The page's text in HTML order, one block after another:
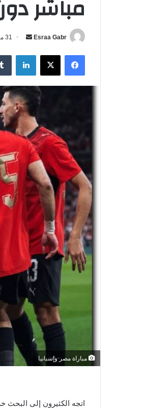
مباشر
Esraa Gabr
س
ب
ر
ا
إ
ي
31 مارس، 2026
فيسبوك ‫X لينكدإن
مباراة مصر وإسبانيا
اتجه الكثيرون إلى البحث